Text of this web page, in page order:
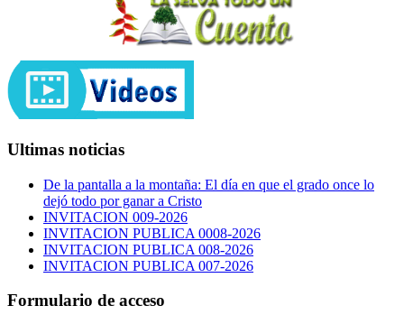
Ultimas noticias
De la pantalla a la montaña: El día en que el grado once lo
dejó todo por ganar a Cristo
INVITACION 009-2026
INVITACION PUBLICA 0008-2026
INVITACION PUBLICA 008-2026
INVITACION PUBLICA 007-2026
Formulario de acceso